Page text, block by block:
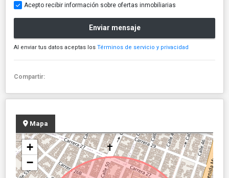
Acepto recibir información sobre ofertas inmobiliarias
Enviar mensaje
Al enviar tus datos aceptas los Términos de servicio y privacidad
Compartir:
Mapa
+
−